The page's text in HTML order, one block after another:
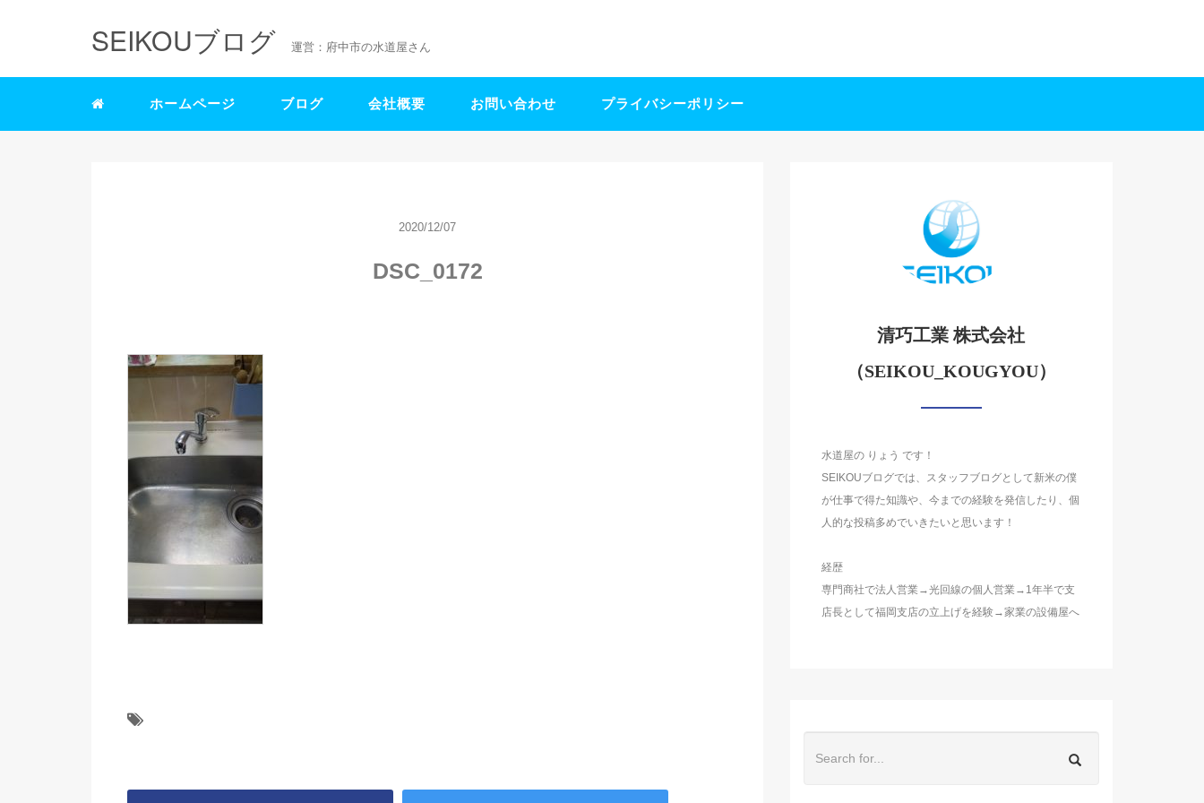
SEIKOUブログ 運営：府中市の水道屋さん
ホームページ ブログ 会社概要 お問い合わせ プライバシーポリシー
2020/12/07
DSC_0172
清巧工業 株式会社
（SEIKOU_KOUGYOU）
水道屋の りょう です！
SEIKOUブログでは、スタッフブログとして新米の僕
が仕事で得た知識や、今までの経験を発信したり、個
人的な投稿多めでいきたいと思います！
経歴
専門商社で法人営業→光回線の個人営業→1年半で支
店長として福岡支店の立上げを経験→家業の設備屋へ